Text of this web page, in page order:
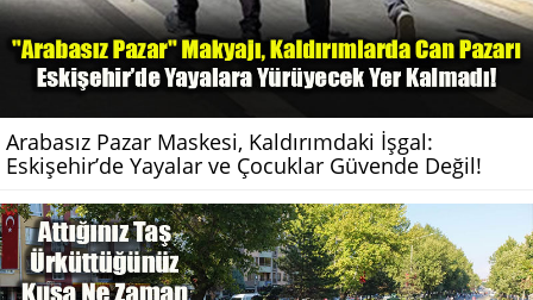
Arabasız Pazar Maskesi, Kaldırımdaki İşgal:
Eskişehir’de Yayalar ve Çocuklar Güvende Değil!